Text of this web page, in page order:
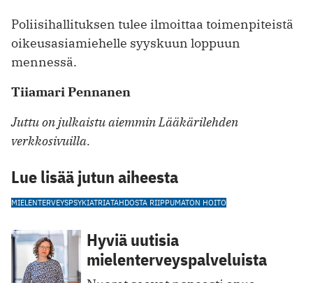
Poliisihallituksen tulee ilmoittaa toimenpiteistä
oikeusasiamiehelle syyskuun loppuun
mennessä.
Tiiamari Pennanen
Juttu on julkaistu aiemmin Lääkärilehden
verkkosivuilla.
Lue lisää jutun aiheesta
MIELENTERVEYSPSYKIATRIATAHDOSTA RIIPPUMATON HOITO
Hyviä uutisia
mielenterveyspalveluista